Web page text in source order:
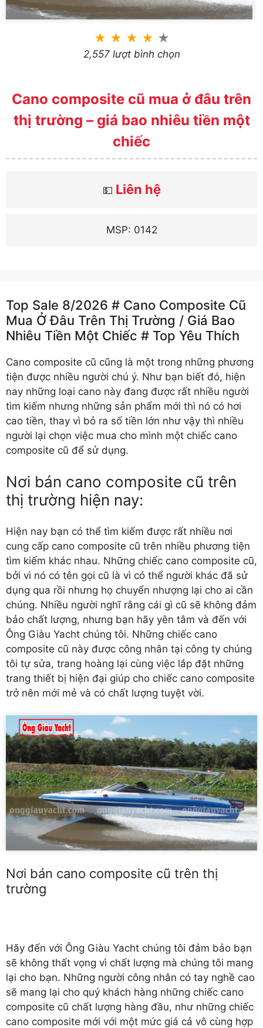
★ ★ ★ ★ ★
2,557 lượt bình chọn
Cano composite cũ mua ở đâu trên
thị trường – giá bao nhiêu tiền một
chiếc
💵 Liên hệ
MSP: 0142
Top Sale 8/2026 # Cano Composite Cũ
Mua Ở Đâu Trên Thị Trường /️ Giá Bao
Nhiêu Tiền Một Chiếc # Top Yêu Thích
Cano composite cũ cũng là một trong những phương
tiện được nhiều người chú ý. Như bạn biết đó, hiện
nay những loại cano này đang được rất nhiều người
tìm kiếm nhưng những sản phẩm mới thì nó có hơi
cao tiền, thay vì bỏ ra số tiền lớn như vậy thì nhiều
người lại chọn việc mua cho mình một chiếc cano
composite cũ để sử dụng.
Nơi bán cano composite cũ trên
thị trường hiện nay:
Hiện nay bạn có thể tìm kiếm được rất nhiều nơi
cung cấp cano composite cũ trên nhiều phương tiện
tìm kiếm khác nhau. Những chiếc cano composite cũ,
bởi vì nó có tên gọi cũ là vì có thể người khác đã sử
dụng qua rồi nhưng họ chuyển nhượng lại cho ai cần
chúng. Nhiều người nghĩ rằng cái gì cũ sẽ không đảm
bảo chất lượng, nhưng bạn hãy yên tâm và đến với
Ông Giàu Yacht chúng tôi. Những chiếc cano
composite cũ này được công nhân tại công ty chúng
tôi tự sửa, trang hoàng lại cùng việc lắp đặt những
trang thiết bị hiện đại giúp cho chiếc cano composite
trở nên mới mẻ và có chất lượng tuyệt vời.
Nơi bán cano composite cũ trên thị
trường
Hãy đến với Ông Giàu Yacht chúng tôi đảm bảo bạn
sẽ không thất vọng vì chất lượng mà chúng tôi mang
lại cho bạn. Những người công nhân có tay nghề cao
sẽ mang lại cho quý khách hàng những chiếc cano
composite cũ chất lượng hàng đầu, như những chiếc
cano composite mới với một mức giá cả vô cùng hợp